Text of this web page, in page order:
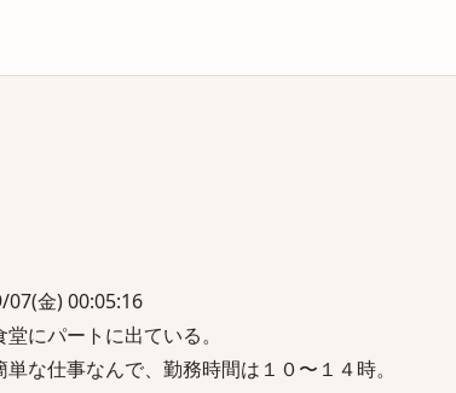
金) 00:05:16
にパートに出ている。
な仕事なんで、勤務時間は１０〜１４時。